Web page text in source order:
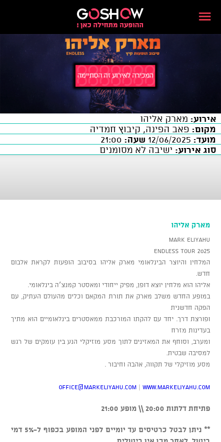
אירוע: מארק אליהו
מקום: פאב הפינה, קיבוץ חמדיה
מועד:
שעה:
סוג אירוע: ישיבה לא מסומנים
מארק אליהו
MARK ELIYAHU
ENDLESS TOUR 2025
המלחין והיוצר הבינלאומי מארק אליהו בסיבוב הופעות לקראת אלבום
חדש.
אליהו הוא מלחין יוצא דופן, מפיק ייחודי ומאסטר קמנצ׳ה בינלאומי.
במופע החדש משלב מארק את תורת המקאם וכלים מהעולם העתיק, עם
הפקה חדשנית
ופורצת דרך. יחד עם להקתו המורכבת ממאסטרים בינלאומיים הוא מתיך
בעדינות מזרח
ומערב, וסוחף את המאזינים לתוך מסע מוזיקלי הנע בין עומקים של רגש
למסיבה שבטית.
מסע מוזיקלי של תקווה, אהבה וחיבור .
OFFICE@MARKELIYAHU.COM | WWW.MARKELIYAHU.COM
פתיחת דלתות 20:00 \\ מופע 21:00
** ניתן לבטל כרטיסים עד יומיים לפני המופע בכפוף ל-5% דמי